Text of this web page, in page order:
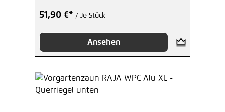
51,90 €* / Je Stück
Ansehen